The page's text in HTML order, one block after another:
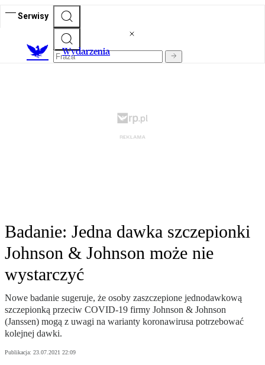
Serwisy
Wydarzenia
Badanie: Jedna dawka szczepionki
Johnson & Johnson może nie
wystarczyć
Nowe badanie sugeruje, że osoby zaszczepione jednodawkową
szczepionką przeciw COVID-19 firmy Johnson & Johnson
(Janssen) mogą z uwagi na warianty koronawirusa potrzebować
kolejnej dawki.
Publikacja: 23.07.2021 22:09